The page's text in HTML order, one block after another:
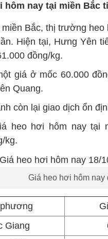
hôm nay tại miền Bắc
Bắc, thị trường
Hiện tại, Hưng Yên
đồng/kg.
giá ở mốc 60.000
Quang.
còn lại giao dịch ổn
heo hơi hôm nay tại
kg.
Giá heo hơi hôm nay
Giang